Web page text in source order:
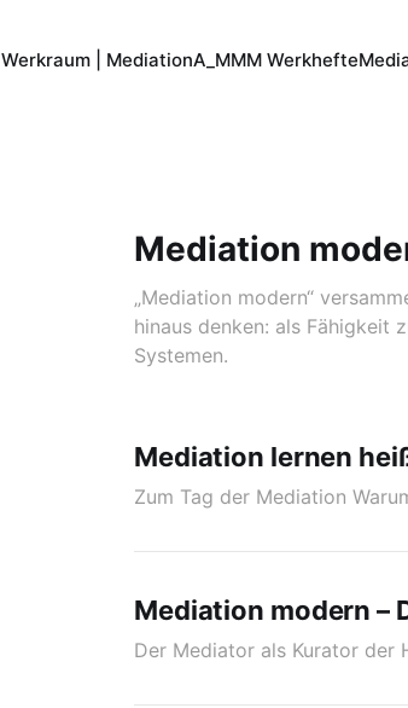
Werkraum | MediationA_MMM Werkhefte
Mediation
„Mediation modern“
hinaus denken: als Fähigkeit
Systemen.
Mediation lernen
Zum Tag der Mediation
Mediation modern –
Der Mediator als Kurator der